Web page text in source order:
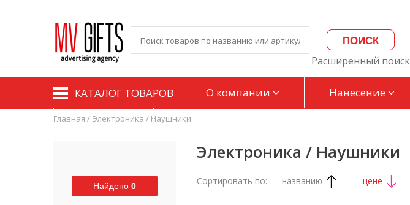
ПОИСК
Расширенный поиск
КАТАЛОГ ТОВАРОВ О компании Нанесение
Контакты
Главная / Электроника / Наушники
Найдено 0
Электроника / Наушники
Сортировать по: названию цене